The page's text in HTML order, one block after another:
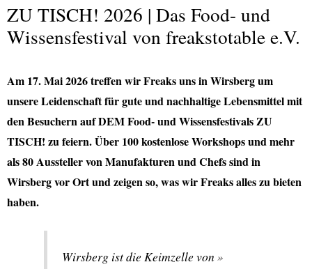
ZU TISCH! 2026 | Das Food- und
Wissensfestival von freakstotable e.V.
Am 17. Mai 2026 treffen wir Freaks uns in Wirsberg um
unsere Leidenschaft für gute und nachhaltige Lebensmittel mit
den Besuchern auf DEM Food- und Wissensfestivals ZU
TISCH! zu feiern. Über 100 kostenlose Workshops und mehr
als 80 Aussteller von Manufakturen und Chefs sind in
Wirsberg vor Ort und zeigen so, was wir Freaks alles zu bieten
haben.
Wirsberg ist die Keimzelle von